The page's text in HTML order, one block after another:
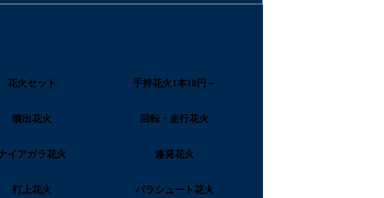
花火セット 手持花火1本18円～
噴出花火 回転・走行花火
イアガラ花火 連発花火
打上花火 パラシュート花火